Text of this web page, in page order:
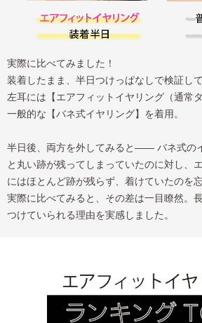
実際に比べてみました！
装着したまま、半日つけっぱなしで検証して
左耳には【エアフィットイヤリング（通常
一般的な【バネ式イヤリング】を着用。
半日後、両方を外してみると―― バネ式の
と丸い跡が残ってしまっていたのに対し、
にはほとんど跡が残らず、着けていたのを
実際に比べてみると、その差は一目瞭然。
つけていられる理由を実感しました。